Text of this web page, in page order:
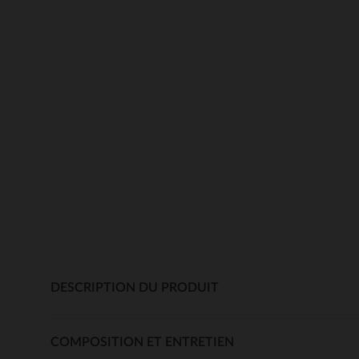
DESCRIPTION DU PRODUIT
COMPOSITION ET ENTRETIEN